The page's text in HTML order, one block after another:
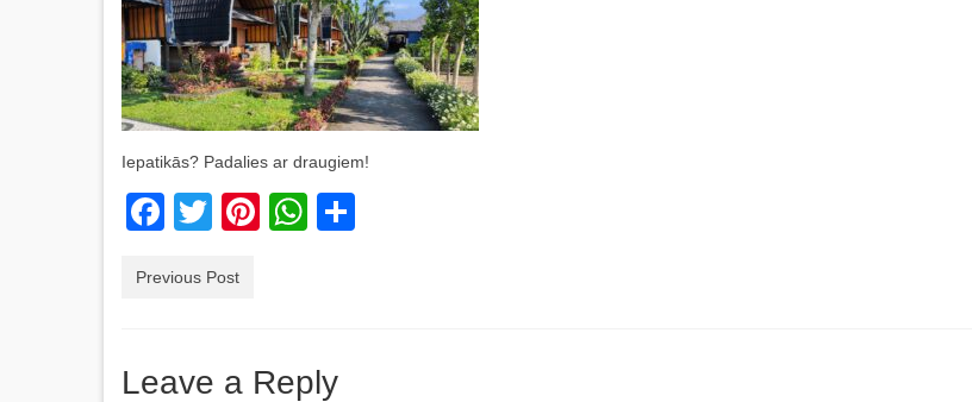
Iepatikās? Padalies ar draugiem!
Facebook
TwitterPinterest
WhatsApp
Previous Post
Leave a Reply